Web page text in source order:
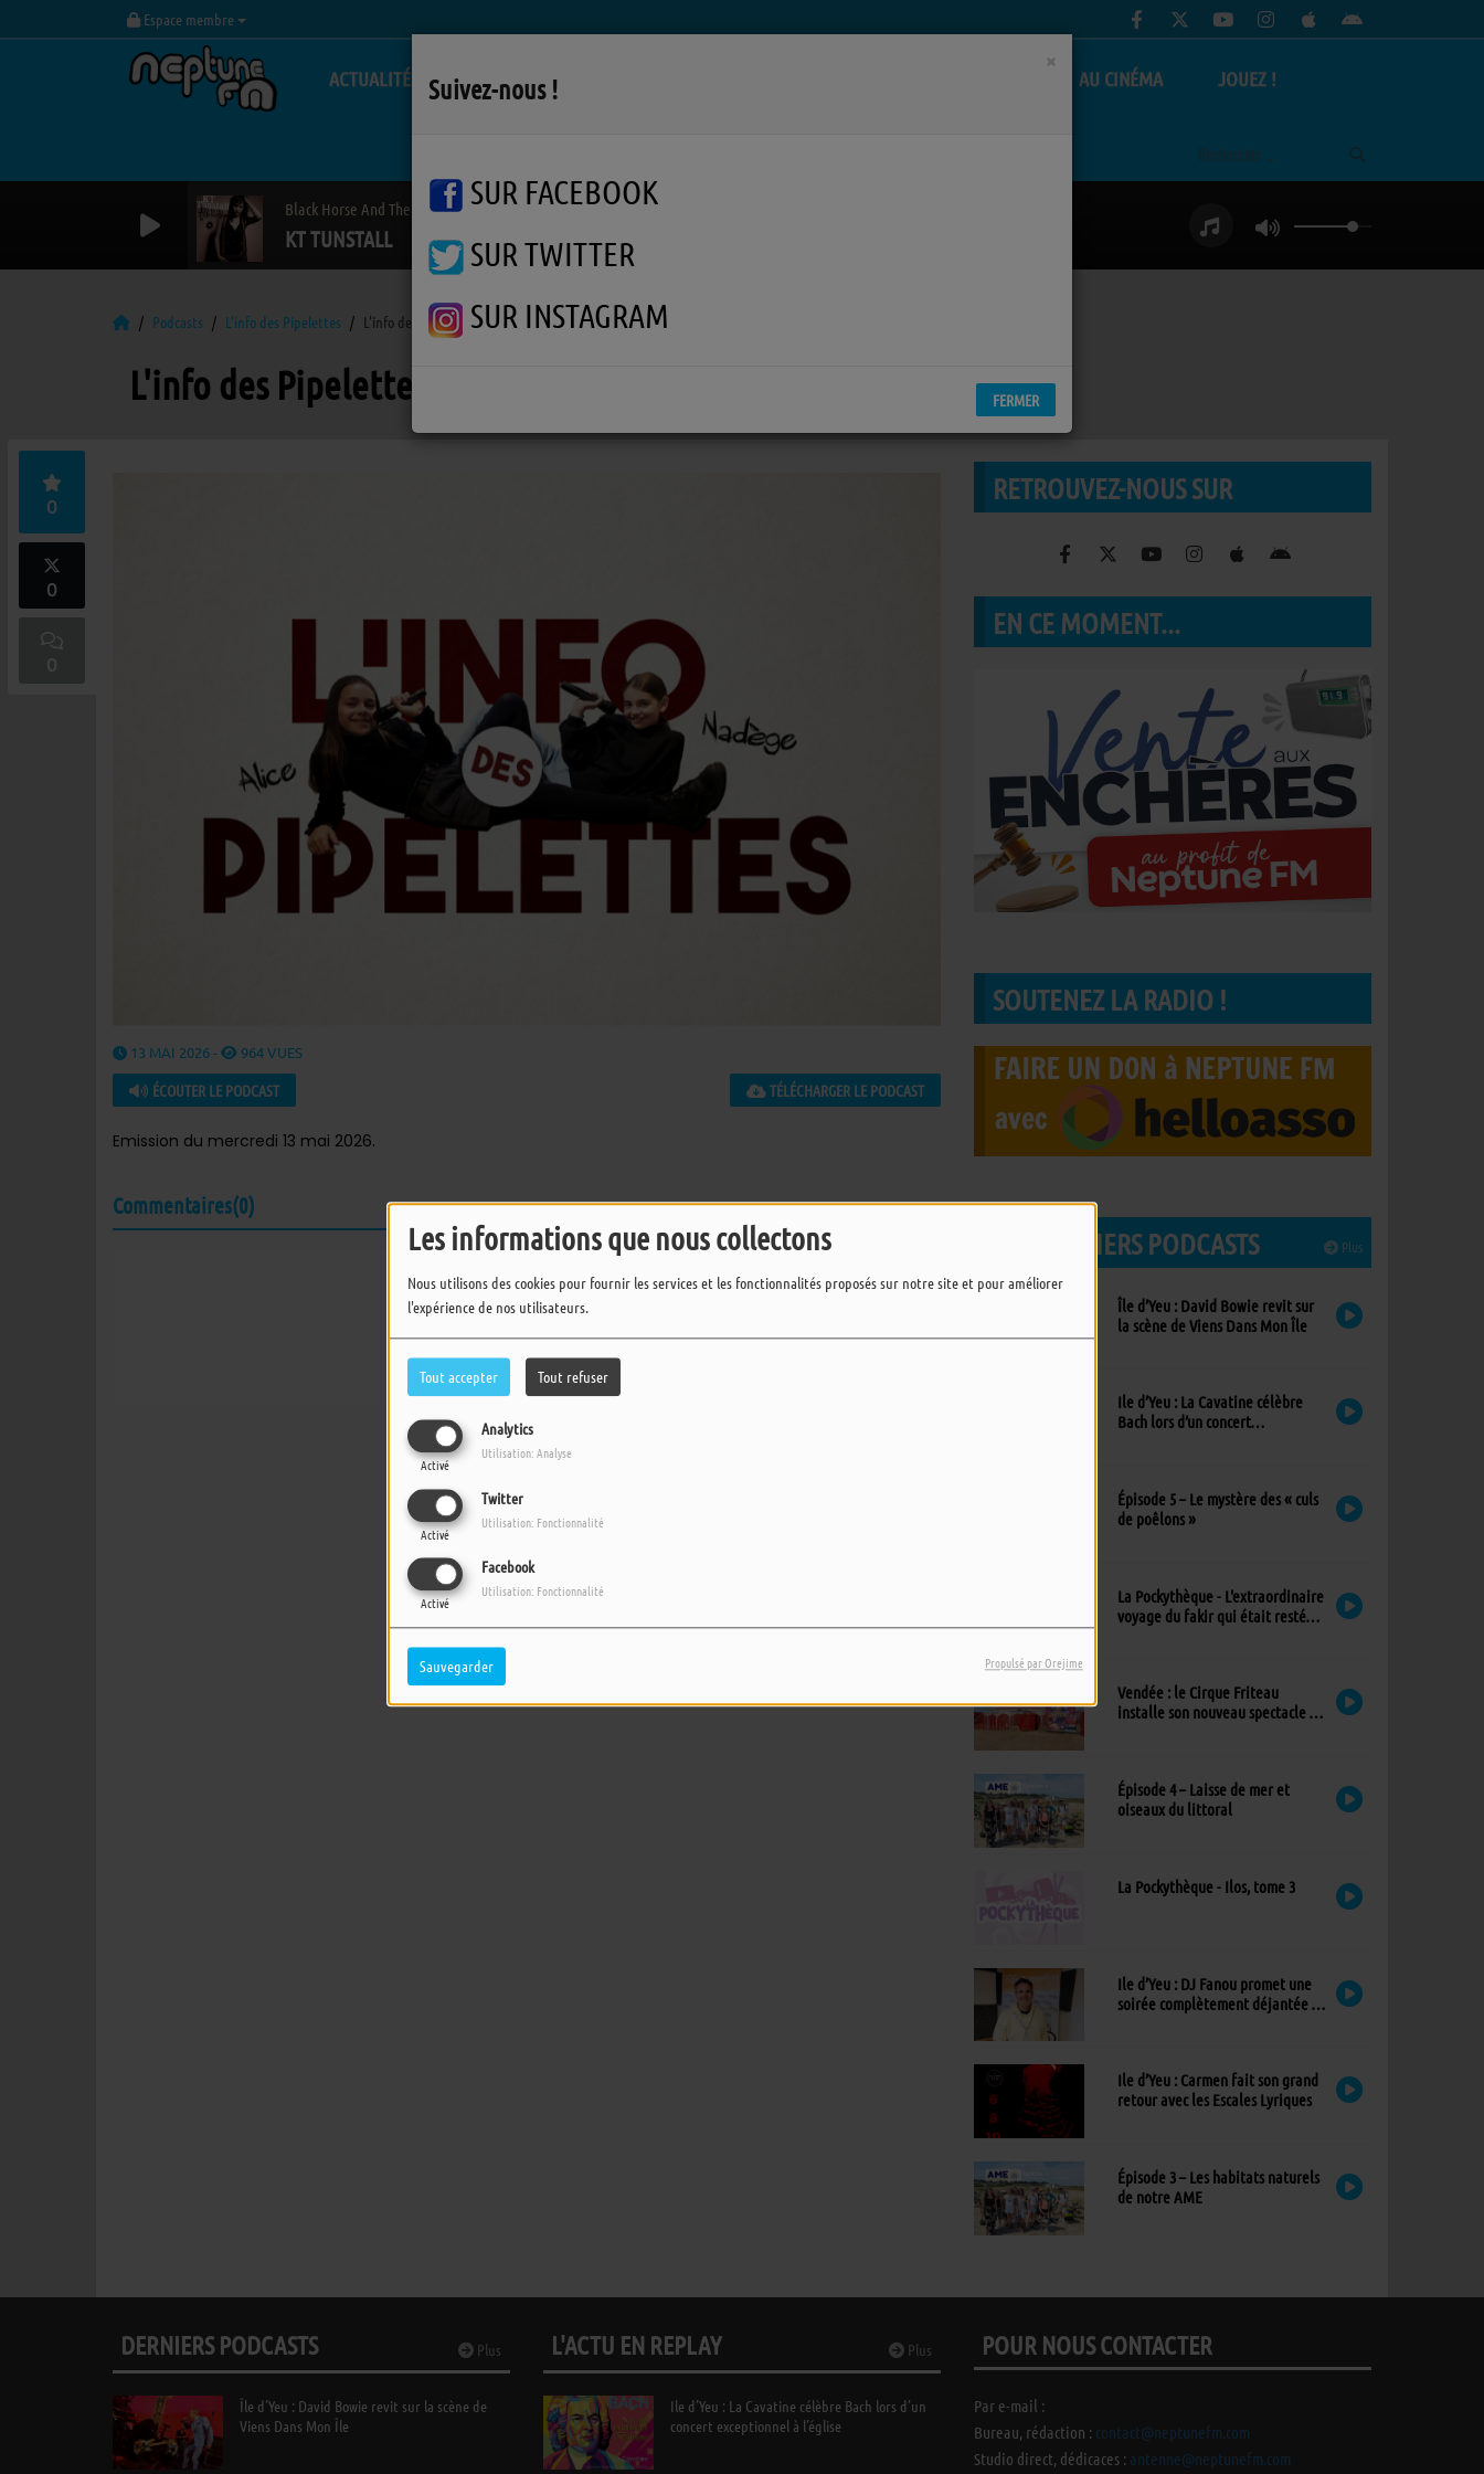
Les informations que nous collectons
Nous utilisons des cookies pour fournir les services et les fonctionnalités proposés sur notre site et pour améliorer
l'expérience de nos utilisateurs.
Tout accepter Tout refuser
Analytics
Activé
Utilisation: Analyse
Twitter
Activé
Utilisation: Fonctionnalité
Facebook
Activé
Utilisation: Fonctionnalité
Sauvegarder Propulsé par Orejime
Espace membre
ACTUALITÉS LA RADIO AU CINÉMA JOUEZ !
Black Horse And The Cherry Tree
KT TUNSTALL
Podcasts L'info des Pipelettes L'info des Pipelettes
L'info des Pipelettes
0
0
0
13 MAI 2026 - 964 VUES
ÉCOUTER LE PODCAST TÉLÉCHARGER LE PODCAST
Emission du mercredi 13 mai 2026.
Commentaires(0)
Connectez-vous pour commenter cet article
SE CONNECTER
RETROUVEZ-NOUS SUR
EN CE MOMENT...
SOUTENEZ LA RADIO !
Plus
LES DERNIERS PODCASTS
Île d’Yeu : David Bowie revit sur
la scène de Viens Dans Mon Île
Ile d’Yeu : La Cavatine célèbre
Bach lors d’un concert
Épisode 5 – Le mystère des « culs
de poêlons »
La Pockythèque - L'extraordinaire
voyage du fakir qui était resté
Vendée : le Cirque Friteau
installe son nouveau spectacle à
Épisode 4 – Laisse de mer et
oiseaux du littoral
La Pockythèque - Ilos, tome 3
Ile d’Yeu : DJ Fanou promet une
soirée complètement déjantée à
Ile d’Yeu : Carmen fait son grand
retour avec les Escales Lyriques
Épisode 3 – Les habitats naturels
de notre AME
Plus
DERNIERS PODCASTS
Île d’Yeu : David Bowie revit sur la scène de
Viens Dans Mon Île
Plus
L'ACTU EN REPLAY
Ile d’Yeu : La Cavatine célèbre Bach lors d’un
concert exceptionnel à l’église
POUR NOUS CONTACTER
Par e-mail :
Bureau, rédaction : contact@neptunefm.com
Studio direct, dédicaces : antenne@neptunefm.com
×
Suivez-nous !
SUR FACEBOOK
SUR TWITTER
SUR INSTAGRAM
FERMER